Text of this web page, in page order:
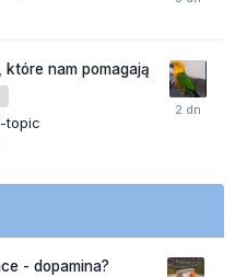
nam pomagają
topic
- dopamina?